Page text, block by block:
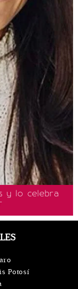
y lo celebra
Potosí